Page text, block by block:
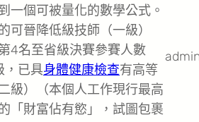
一個可被量化的數學公式。
晉降低級技師（一級）
4名至省級決賽參賽人數
，已具身體健康檢查有高等
級）（本個人工作現行最高
「財富佔有慾」，試圖包裹